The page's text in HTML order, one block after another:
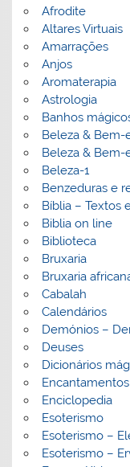
Afrodite
Altares Virtuais
Amarrações
Anjos
Aromaterapia
Astrologia
Banhos
Beleza & Bem-
Beleza & Bem-
Beleza-1
Benzeduras e
Bíblia – Textos
Biblia on line
Biblioteca
Bruxaria
Bruxaria
Cabalah
Calendários
Demónios –
Deuses
Dicionários
Encantamentos
Enciclopedia
Esoterismo
Esoterismo –
Esoterismo –